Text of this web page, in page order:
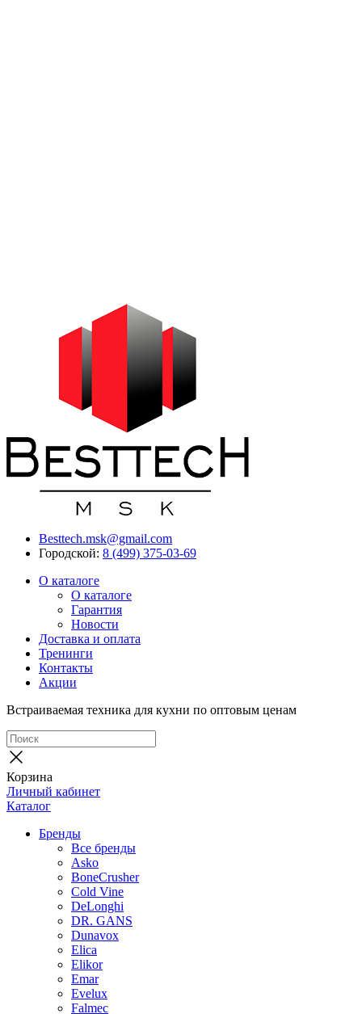
Besttech.msk@gmail.com
Городской: 8 (499) 375-03-69
О каталоге
О каталоге
Гарантия
Новости
Доставка и оплата
Тренинги
Контакты
Акции
Встраиваемая техника для кухни по оптовым ценам
Корзина
Личный кабинет
Каталог
Бренды
Все бренды
Asko
BoneCrusher
Cold Vine
DeLonghi
DR. GANS
Dunavox
Elica
Elikor
Emar
Evelux
Falmec